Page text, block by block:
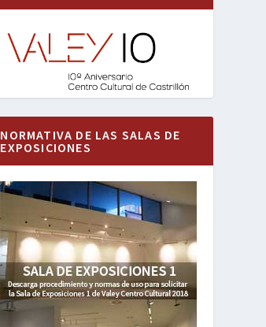
NORMATIVA DE LAS SALAS DE
EXPOSICIONES